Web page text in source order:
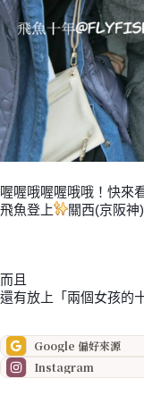
喔喔哦喔喔哦哦！快來
飛魚登上✨ 關西(京阪神
而且
還有放上「兩個女孩的
Google 偏好來源
Instagram